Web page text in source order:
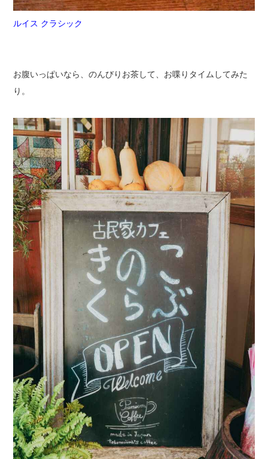
ルイス クラシック
お腹いっぱいなら、のんびりお茶して、お喋りタイムしてみた
り。